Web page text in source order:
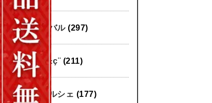
スバル (297)
æ±ç¨ (211)
ポルシェ (177)